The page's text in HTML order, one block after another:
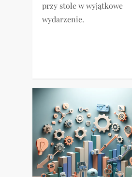
przy stole w wyjątkowe
wydarzenie.